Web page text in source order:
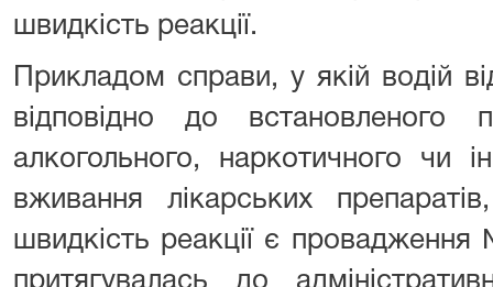
швидкість реакції.
Прикладом справи, у якій водій
відповідно до
алкогольного, наркотичного чи
вживання лікарських
швидкість реакції є
притягувалась до